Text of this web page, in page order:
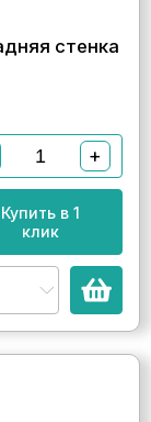
стенка
+
Купить в 1
клик